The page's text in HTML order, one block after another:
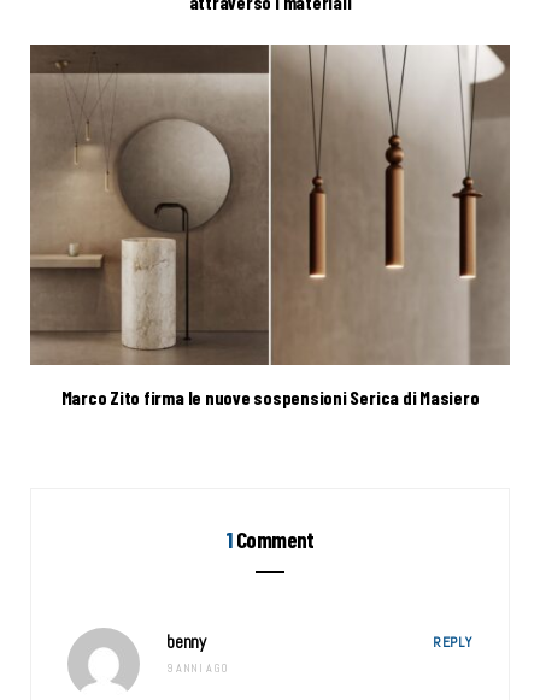
Marco Zito firma le nuove sospensioni Serica di Masiero
1Comment
benny
9 ANNI AGO
REPLY